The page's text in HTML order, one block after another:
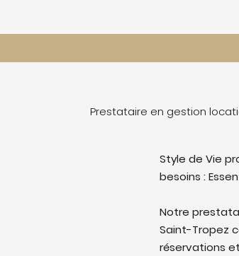
Prestataire en gestion
Style de Vie
besoins :
Notre
Saint-Tropez
réservations